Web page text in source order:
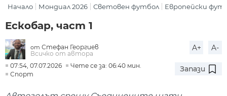
Начало Мондиал 2026 Световен футбол Европейски
Ескобар, част 1
от Стефан Георгиев
Всичко от автора
A+ A-
07:54, 07.07.2026
Чете се за: 06:40 мин.
Спорт
Запази